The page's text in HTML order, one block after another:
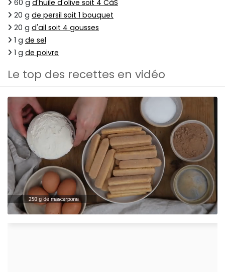
60 g d'huile d'olive soit 4 CàS
20 g de persil soit 1 bouquet
20 g d'ail soit 4 gousses
1 g de sel
1 g de poivre
Le top des recettes en vidéo